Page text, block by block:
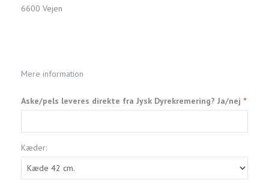
6600 Vejen
Mere information
Aske/pels leveres direkte fra Jysk Dyrekremering? Ja/nej
Kæder: